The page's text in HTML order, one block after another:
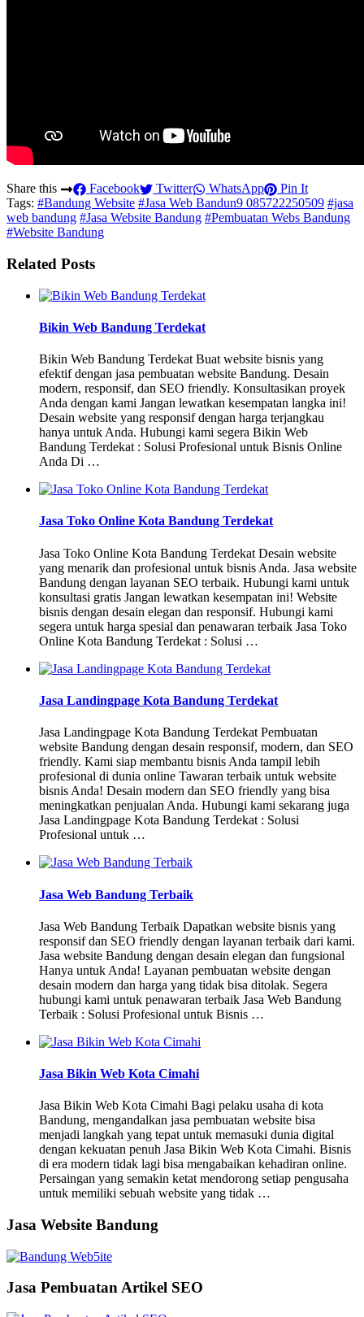
Share this Facebook Twitter WhatsApp
Pin It
Tags: #Bandung Website #Jasa Web Bandun9 085722250509 #jasa
web bandung #Jasa Website Bandung #Pembuatan Webs Bandung
#Website Bandung
Related Posts
Bikin Web Bandung Terdekat
Bikin Web Bandung Terdekat Buat website bisnis yang
efektif dengan jasa pembuatan website Bandung. Desain
modern, responsif, dan SEO friendly. Konsultasikan proyek
Anda dengan kami Jangan lewatkan kesempatan langka ini!
Desain website yang responsif dengan harga terjangkau
hanya untuk Anda. Hubungi kami segera Bikin Web
Bandung Terdekat : Solusi Profesional untuk Bisnis Online
Anda Di …
Jasa Toko Online Kota Bandung Terdekat
Jasa Toko Online Kota Bandung Terdekat Desain website
yang menarik dan profesional untuk bisnis Anda. Jasa website
Bandung dengan layanan SEO terbaik. Hubungi kami untuk
konsultasi gratis Jangan lewatkan kesempatan ini! Website
bisnis dengan desain elegan dan responsif. Hubungi kami
segera untuk harga spesial dan penawaran terbaik Jasa Toko
Online Kota Bandung Terdekat : Solusi …
Jasa Landingpage Kota Bandung Terdekat
Jasa Landingpage Kota Bandung Terdekat Pembuatan
website Bandung dengan desain responsif, modern, dan SEO
friendly. Kami siap membantu bisnis Anda tampil lebih
profesional di dunia online Tawaran terbaik untuk website
bisnis Anda! Desain modern dan SEO friendly yang bisa
meningkatkan penjualan Anda. Hubungi kami sekarang juga
Jasa Landingpage Kota Bandung Terdekat : Solusi
Profesional untuk …
Jasa Web Bandung Terbaik
Jasa Web Bandung Terbaik Dapatkan website bisnis yang
responsif dan SEO friendly dengan layanan terbaik dari kami.
Jasa website Bandung dengan desain elegan dan fungsional
Hanya untuk Anda! Layanan pembuatan website dengan
desain modern dan harga yang tidak bisa ditolak. Segera
hubungi kami untuk penawaran terbaik Jasa Web Bandung
Terbaik : Solusi Profesional untuk Bisnis …
Jasa Bikin Web Kota Cimahi
Jasa Bikin Web Kota Cimahi Bagi pelaku usaha di kota
Bandung, mengandalkan jasa pembuatan website bisa
menjadi langkah yang tepat untuk memasuki dunia digital
dengan kekuatan penuh Jasa Bikin Web Kota Cimahi. Bisnis
di era modern tidak lagi bisa mengabaikan kehadiran online.
Persaingan yang semakin ketat mendorong setiap pengusaha
untuk memiliki sebuah website yang tidak …
Jasa Website Bandung
Jasa Pembuatan Artikel SEO